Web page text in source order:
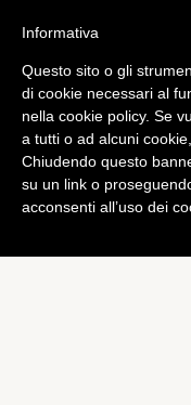
Games
Amazon:
PS4 pre-
minuto
diAlessandro
Informativa
Questo sito o gli
di cookie necessari al
nella cookie policy. Se
a tutti o ad alcuni
Chiudendo questo
su un link o
acconsenti all’uso dei